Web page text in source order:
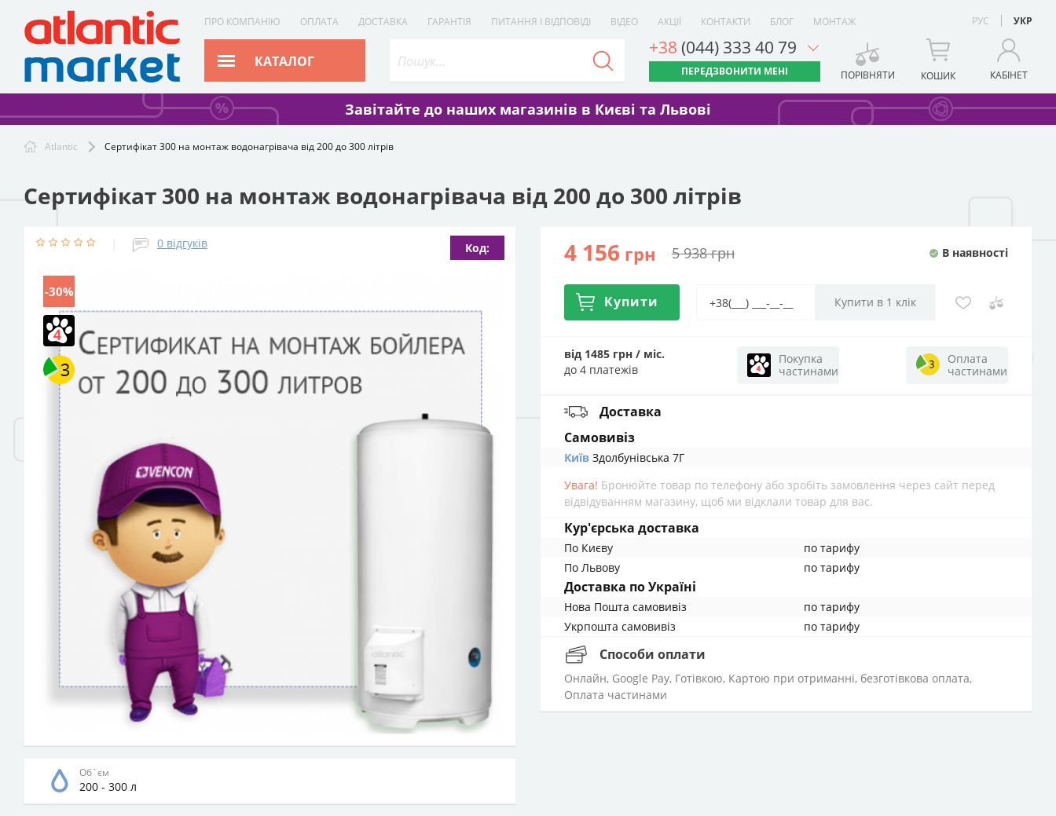
ПРО КОМПАНІЮ ОПЛАТА ДОСТАВКА ГАРАНТІЯ ПИТАННЯ І ВІДПОВІДІ ВІДЕО АКЦІЇ КОНТАКТИ БЛОГ МОНТАЖ РУС УКР
КАТАЛОГ
+38 (044) 333 40 79
ПЕРЕДЗВОНИТИ МЕНІ ПОРІВНЯТИ КОШИК КАБІНЕТ
Завітайте до наших магазинів в Києві та Львові
Atlantic Сертифікат 300 на монтаж водонагрівача від 200 до 300 літрів
Сертифікат 300 на монтаж водонагрівача від 200 до 300 літрів
0 відгуків Код:
-30%
Об`єм
200 - 300 л
В наявності
4 156 грн 5 938грн
Купити
від 1485 грн / міс.
до 4 платежів
Покупка
частинами
Оплата
частинами
Доставка
cамовивіз
Київ Здолбунівська 7Г
Увага! Бронюйте товар по телефону або зробіть замовлення через сайт перед
відвідуванням магазину, щоб ми відклали товар для вас.
Кур'єрська доставка
По Києву
по тарифу
По Львову
по тарифу
Доставка по Україні
Нова Пошта cамовивіз
по тарифу
Укрпошта cамовивіз
по тарифу
Способи оплати
Онлайн, Google Pay, Готівкою, Картою при отриманні, безготівкова оплата,
Оплата частинами